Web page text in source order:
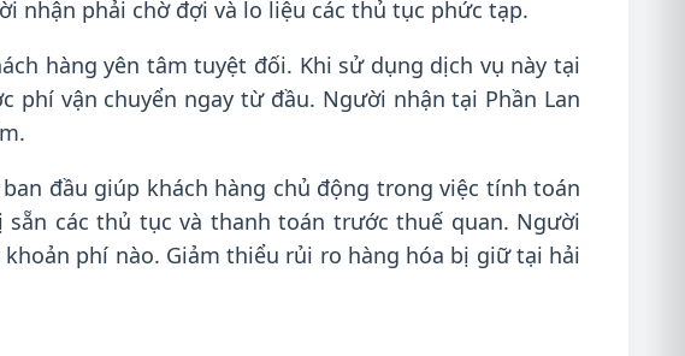
nhận phải chờ đợi và lo liệu các thủ tục phức tạp.
hàng yên tâm tuyệt đối. Khi sử dụng dịch vụ này tại
vận chuyển ngay từ đầu. Người nhận tại Phần Lan
đầu giúp khách hàng chủ động trong việc tính toán
các thủ tục và thanh toán trước thuế quan. Người
phí nào. Giảm thiểu rủi ro hàng hóa bị giữ tại hải